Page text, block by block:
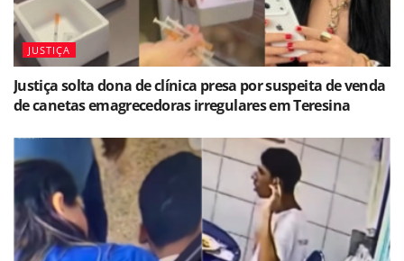
JUSTIÇA
Justiça solta dona de clínica presa por suspeita de venda
de canetas emagrecedoras irregulares em Teresina